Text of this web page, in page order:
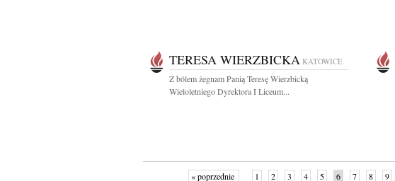
TERESA WIERZBICKA KATOWICE
Z bólem żegnam Panią Teresę Wierzbicką
Wieloletniego Dyrektora I Liceum...
« poprzednie 1 2 3 4 5 6 7 8 9